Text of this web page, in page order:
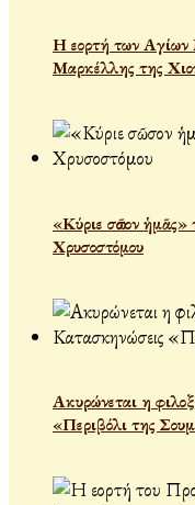
Η εορτή των
Μαρκέλλης της
«Κύριε σῶσον
Χρυσοστόμου
Ακυρώνεται η
«Περιβόλι της